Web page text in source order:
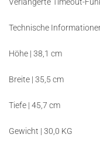
Technische
Höhe | 38,1 cm
Breite | 35,5 cm
Tiefe | 45,7 cm
Gewicht | 30,0 KG